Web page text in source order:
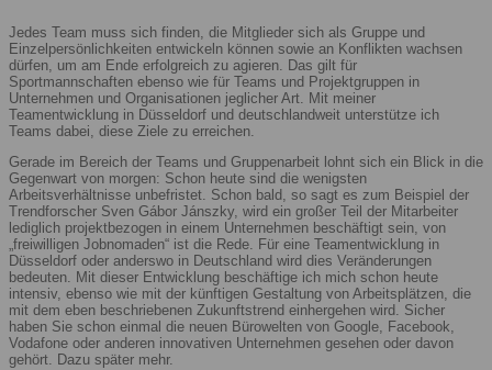
Jedes Team muss sich finden, die Mitglieder sich als Gruppe und
Einzelpersönlichkeiten entwickeln können sowie an Konflikten wachsen
dürfen, um am Ende erfolgreich zu agieren. Das gilt für
Sportmannschaften ebenso wie für Teams und Projektgruppen in
Unternehmen und Organisationen jeglicher Art. Mit meiner
Teamentwicklung in Düsseldorf und deutschlandweit unterstütze ich
Teams dabei, diese Ziele zu erreichen.
Gerade im Bereich der Teams und Gruppenarbeit lohnt sich ein Blick in die
Gegenwart von morgen: Schon heute sind die wenigsten
Arbeitsverhältnisse unbefristet. Schon bald, so sagt es zum Beispiel der
Trendforscher Sven Gábor Jánszky, wird ein großer Teil der Mitarbeiter
lediglich projektbezogen in einem Unternehmen beschäftigt sein, von
„freiwilligen Jobnomaden“ ist die Rede. Für eine Teamentwicklung in
Düsseldorf oder anderswo in Deutschland wird dies Veränderungen
bedeuten. Mit dieser Entwicklung beschäftige ich mich schon heute
intensiv, ebenso wie mit der künftigen Gestaltung von Arbeitsplätzen, die
mit dem eben beschriebenen Zukunftstrend einhergehen wird. Sicher
haben Sie schon einmal die neuen Bürowelten von Google, Facebook,
Vodafone oder anderen innovativen Unternehmen gesehen oder davon
gehört. Dazu später mehr.